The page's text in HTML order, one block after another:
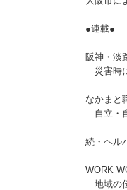
●連載●
阪神・淡
災害時
なかまと
自立・
続・ヘル
WORK
地域の